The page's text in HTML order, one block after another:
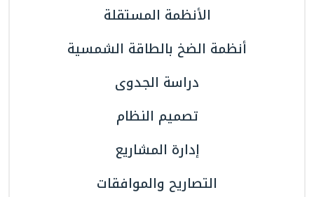
الأنظمة المستقلة
أنظمة الضخ بالطاقة الشمسية
دراسة الجدوى
تصميم النظام
إدارة المشاريع
التصاريح والموافقات